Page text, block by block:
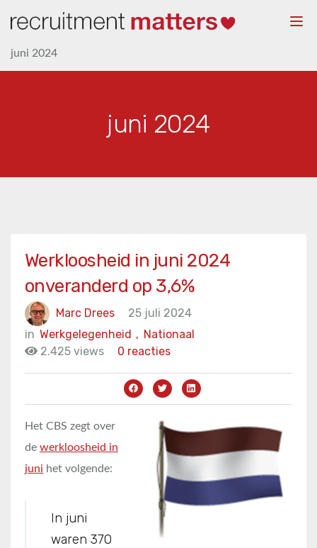
juni 2024
juni 2024
Werkloosheid in juni 2024
onveranderd op 3,6%
Marc Drees
25 juli 2024
in
Nationaal
Werkgelegenheid ,
2.425 views
0 reacties
Het CBS zegt over
de werkloosheid in
juni het volgende:
In juni
waren 370